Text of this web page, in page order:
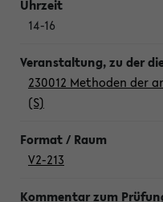
14-16
230012 Methoden der
(S)
V2-213